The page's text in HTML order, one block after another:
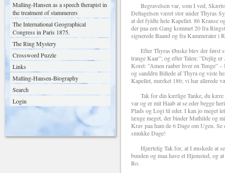
Malling-Hansen as a speech therapist in
the treatment of stammerers
The International Geographical
Congress in Paris 1875.
The Ring Mystery
Crossword Puzzle
Links
Malling-Hansen-Biography
Search
Login
Begravelsen var, som I ved,
Deltagelsen været stor under Thyras
at det fyldte hele Kapellet. 86 Kranse
der paa een Gang kommet 20 fra
signerede Baand og fra Kammerater i
Efter Thyras Ønske blev der først
trange Kaar”; og efter Talen: ”Dejlig
Koret: ”Amen raaber hver en Tunge”
og sanddru Billede af Thyra og viste
Kapellet, mærket 186; vi har allerede
Tak for din kærlige Tanke, du kære
var og er mit Haab at se eder begge
Plads og Logi til eder. I kan jo meget
længe meget, der binder Mathilde og
Krav paa ham de 6 Dage om Ugen.
smukke Dage!
Hjærtelig Tak for, at I ønskede at se
bunden og maa have et Hjemsted, og
Ro.